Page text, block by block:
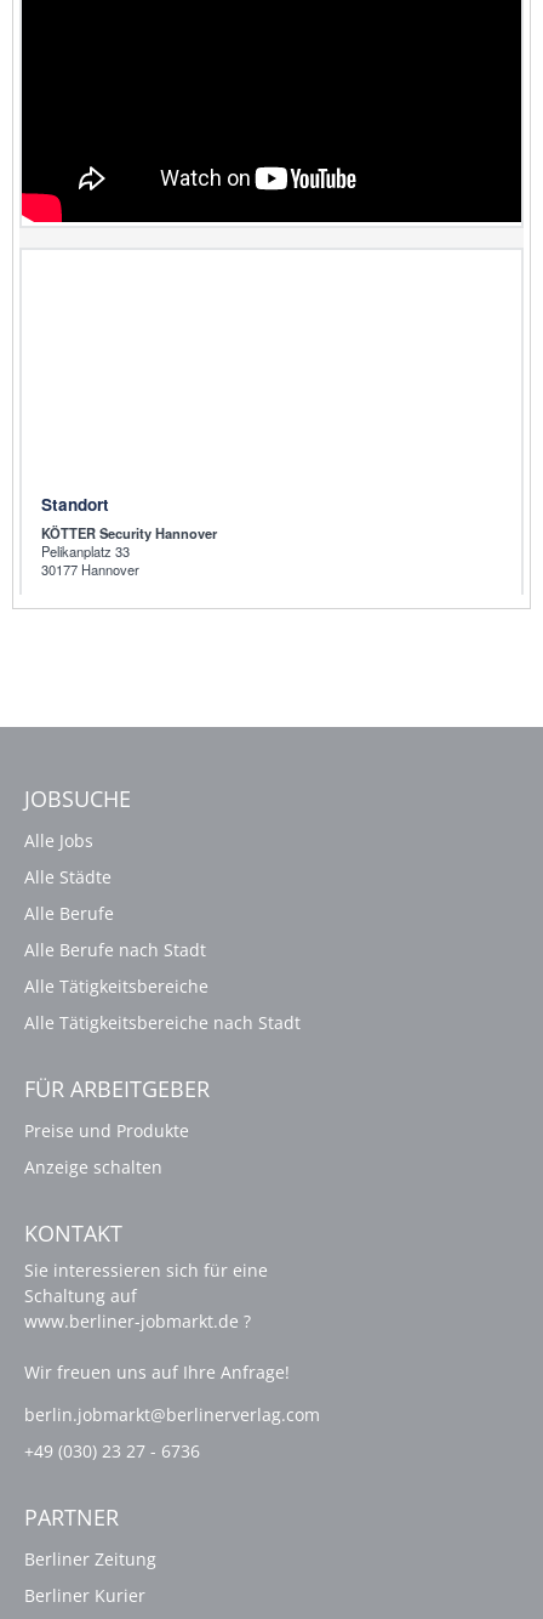
JOBSUCHE
Alle Jobs
Alle Städte
Alle Berufe
Alle Berufe nach Stadt
Alle Tätigkeitsbereiche
Alle Tätigkeitsbereiche nach Stadt
FÜR ARBEITGEBER
Preise und Produkte
Anzeige schalten
KONTAKT
Sie interessieren sich für eine
Schaltung auf
www.berliner-jobmarkt.de ?
Wir freuen uns auf Ihre Anfrage!
berlin.jobmarkt@berlinerverlag.com
+49 (030) 23 27 - 6736
PARTNER
Berliner Zeitung
Berliner Kurier